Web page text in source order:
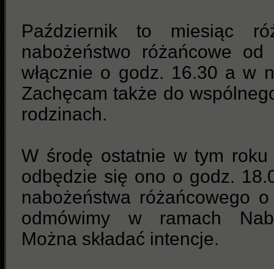
Październik to miesiąc
nabożeństwo różańcowe od
włącznie o godz. 16.30 a w
Zachęcam także do
rodzinach.
W środę ostatnie w tym roku
odbędzie się ono o godz.
nabożeństwa różańcowego
odmówimy w ramach
Można składać intencje.